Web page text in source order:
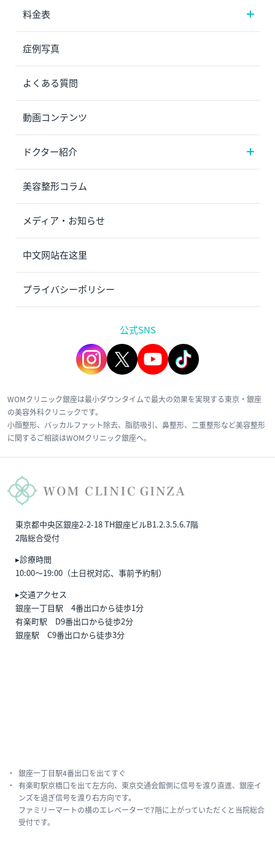
料金表
症例写真
よくある質問
動画コンテンツ
ドクター紹介
美容整形コラム
メディア・お知らせ
中文网站在这里
プライバシーポリシー
公式SNS
WOMクリニック銀座は最小ダウンタイムで最大の効果を実現する東京・銀座
の美容外科クリニックです。
小顔整形、バッカルファット除去、脂肪吸引、鼻整形、二重整形など美容整形
に関するご相談はWOMクリニック銀座へ。
東京都中央区銀座2-2-18 TH銀座ビルB1.2.3.5.6.7階
2階総合受付
▸診療時間
10:00〜19:00（土日祝対応、事前予約制）
▸交通アクセス
銀座一丁目駅 4番出口から徒歩1分
有楽町駅 D9番出口から徒歩2分
銀座駅 C9番出口から徒歩3分
銀座一丁目駅4番出口を出てすぐ
有楽町駅京橋口を出て左方向、東京交通会館側に信号を渡り直進、銀座イ
ンズを過ぎ信号を渡り右方向です。
ファミリーマートの横のエレベーターで7階に上がっていただくと当院総合
受付です。